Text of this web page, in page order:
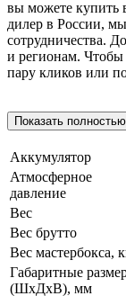
вы можете купить
дилер в России,
сотрудничества.
и регионам. Чтобы
пару кликов или
Показать
Аккумулятор
Атмосферное
давление
Вес
Вес брутто
Вес мастербокса,
Габаритные
(ШхДхВ), мм